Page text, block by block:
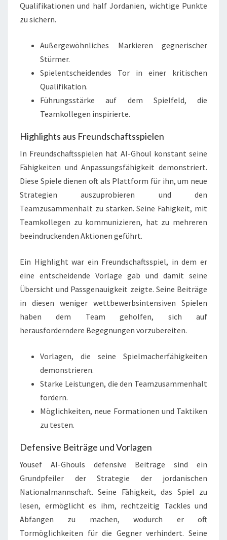
Qualifikationen und half Jordanien, wichtige Punkte
zu sichern.
Außergewöhnliches Markieren gegnerischer
Stürmer.
Spielentscheidendes Tor in einer kritischen
Qualifikation.
Führungsstärke auf dem Spielfeld, die
Teamkollegen inspirierte.
Highlights aus Freundschaftsspielen
In Freundschaftsspielen hat Al-Ghoul konstant seine
Fähigkeiten und Anpassungsfähigkeit demonstriert.
Diese Spiele dienen oft als Plattform für ihn, um neue
Strategien auszuprobieren und den
Teamzusammenhalt zu stärken. Seine Fähigkeit, mit
Teamkollegen zu kommunizieren, hat zu mehreren
beeindruckenden Aktionen geführt.
Ein Highlight war ein Freundschaftsspiel, in dem er
eine entscheidende Vorlage gab und damit seine
Übersicht und Passgenauigkeit zeigte. Seine Beiträge
in diesen weniger wettbewerbsintensiven Spielen
haben dem Team geholfen, sich auf
herausforderndere Begegnungen vorzubereiten.
Vorlagen, die seine Spielmacherfähigkeiten
demonstrieren.
Starke Leistungen, die den Teamzusammenhalt
fördern.
Möglichkeiten, neue Formationen und Taktiken
zu testen.
Defensive Beiträge und Vorlagen
Yousef Al-Ghouls defensive Beiträge sind ein
Grundpfeiler der Strategie der jordanischen
Nationalmannschaft. Seine Fähigkeit, das Spiel zu
lesen, ermöglicht es ihm, rechtzeitig Tackles und
Abfangen zu machen, wodurch er oft
Tormöglichkeiten für die Gegner verhindert. Seine